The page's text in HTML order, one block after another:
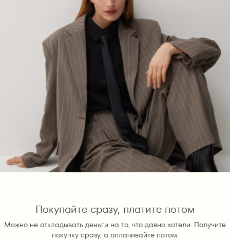
Покупайте сразу, платите потом
Можно не откладывать деньги на то, что давно хотели. Получите
покупку сразу, а оплачивайте потом.